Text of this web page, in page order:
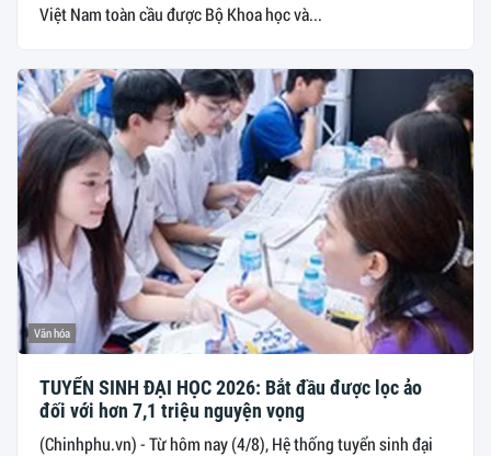
Việt Nam toàn cầu được Bộ Khoa học và...
Văn hóa
TUYỂN SINH ĐẠI HỌC 2026: Bắt đầu được lọc ảo
đối với hơn 7,1 triệu nguyện vọng
(Chinhphu.vn) - Từ hôm nay (4/8), Hệ thống tuyển sinh đại